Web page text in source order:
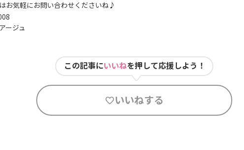
お気軽にお問い合わせくださいね♪
ージュ
この記事にいいねを押して応援しよう！
いいねする